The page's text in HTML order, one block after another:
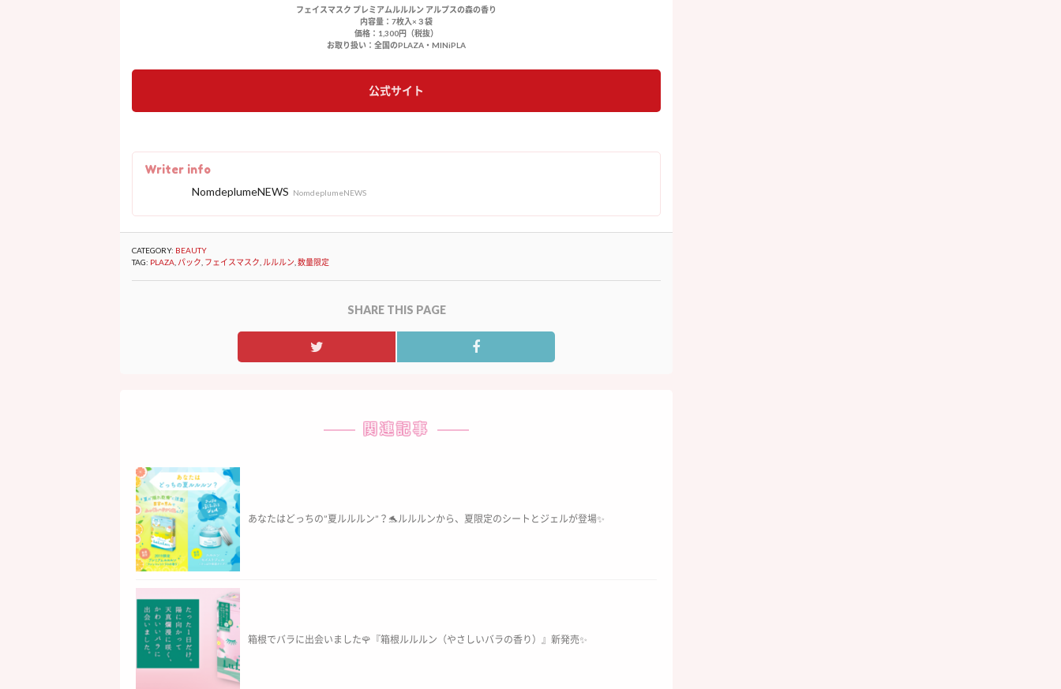
フェイスマスク プレミアムルルルン アルプスの森の香り
内容量：7枚入×３袋
価格：1,300円（税抜）
お取り扱い：全国のPLAZA・MINiPLA
公式サイト
Writer info
NomdeplumeNEWS NomdeplumeNEWS
CATEGORY: BEAUTY
TAG: PLAZA パック フェイスマスク ルルルン 数量限定
SHARE THIS PAGE
関連記事
あなたはどっちの”夏ルルルン”？🐬ルルルンから、夏限定のシートとジェルが登場✨
箱根でバラに出会いました🌹『箱根ルルルン（やさしいバラの香り）』新発売✨